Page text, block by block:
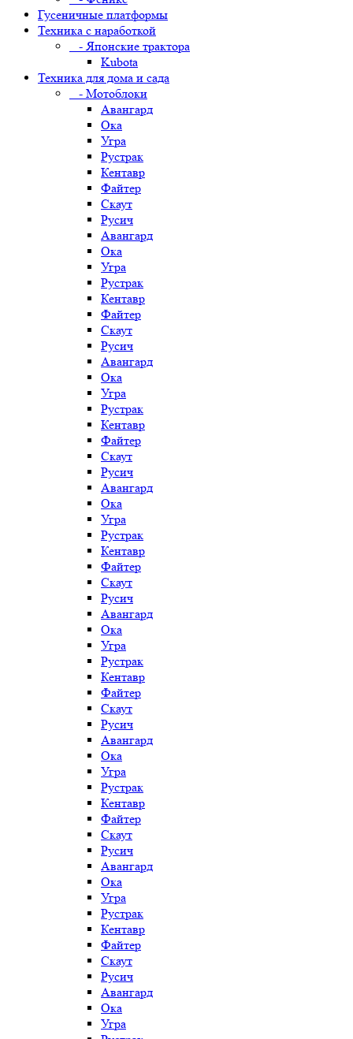
Гусеничные платформы
Техника с наработкой
- Японские трактора
Kubota
Техника для дома и сада
- Мотоблоки
Авангард
Ока
Угра
Рустрак
Кентавр
Файтер
Скаут
Русич
Авангард
Ока
Угра
Рустрак
Кентавр
Файтер
Скаут
Русич
Авангард
Ока
Угра
Рустрак
Кентавр
Файтер
Скаут
Русич
Авангард
Ока
Угра
Рустрак
Кентавр
Файтер
Скаут
Русич
Авангард
Ока
Угра
Рустрак
Кентавр
Файтер
Скаут
Русич
Авангард
Ока
Угра
Рустрак
Кентавр
Файтер
Скаут
Русич
Авангард
Ока
Угра
Рустрак
Кентавр
Файтер
Скаут
Русич
Авангард
Ока
Угра